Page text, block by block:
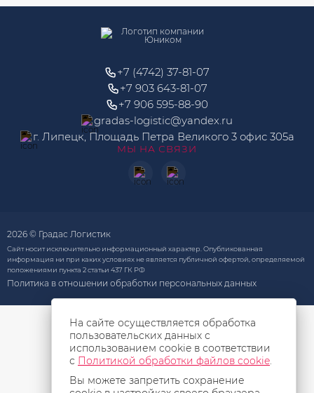
+7 (4742) 37-81-07
+7 903 643-81-07
+7 906 595-88-90
gradas-logistic@yandex.ru
г. Липецк, Площадь Петра Великого 3 офис 305а
МЫ НА СВЯЗИ
2026 © Градас Логистик
Сайт носит исключительно информационный характер. Опубликованная
информация ни при каких условиях не является публичной офертой, определяемой
положениями пункта 2 статьи 437 ГК РФ
Политика в отношении обработки персональных данных
На сайте осуществляется обработка
пользовательских данных с
использованием cookie в соответствии
с Политикой обработки файлов cookie.
Вы можете запретить сохранение